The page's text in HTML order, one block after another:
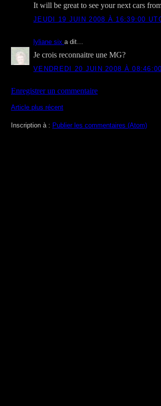
It will be great to see your next cars
JEUDI 19 JUIN 2008 À 16:39:00
lyliane six a dit…
Je crois reconnaitre une MG?
VENDREDI 20 JUIN 2008 À
Enregistrer un commentaire
Article plus récent
Inscription à : Publier les commentaires (Atom)